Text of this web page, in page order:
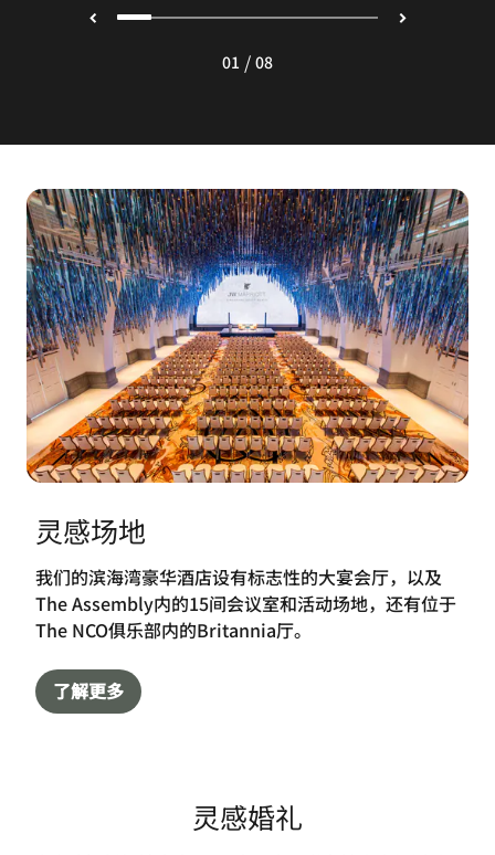
01 / 08
灵感场地
我们的滨海湾豪华酒店设有标志性的大宴会厅，以及
The Assembly内的15间会议室和活动场地，还有位于
The NCO俱乐部内的Britannia厅。
了解更多
灵感婚礼